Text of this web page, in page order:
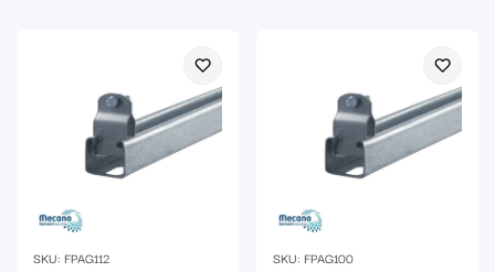
SKU: FPAG112 SKU: FPAG100